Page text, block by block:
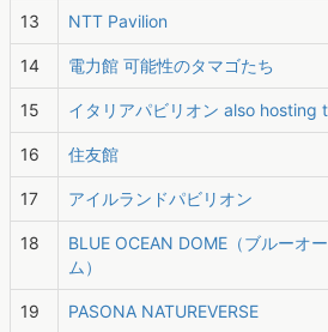
13 NTT Pavilion
14 電力館 可能性のタマゴたち
15 イタリアパビリオン also hosting
16 住友館
17 アイルランドパビリオン
18
BLUE OCEAN DOME（ブルーオ
ム）
19 PASONA NATUREVERSE